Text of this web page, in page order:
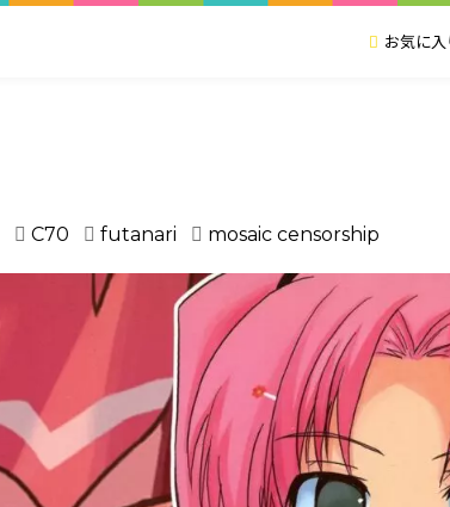
お気に入
C70 futanari mosaic censorship